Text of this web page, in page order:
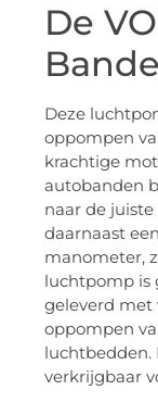
De
Deze
oppompen
krachtige
autobanden
naar de
daarnaast
manometer,
luchtpomp is
geleverd met
oppompen
luchtbedden.
verkrijgbaar